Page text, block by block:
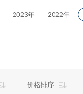
2023年 2022年
价格排序